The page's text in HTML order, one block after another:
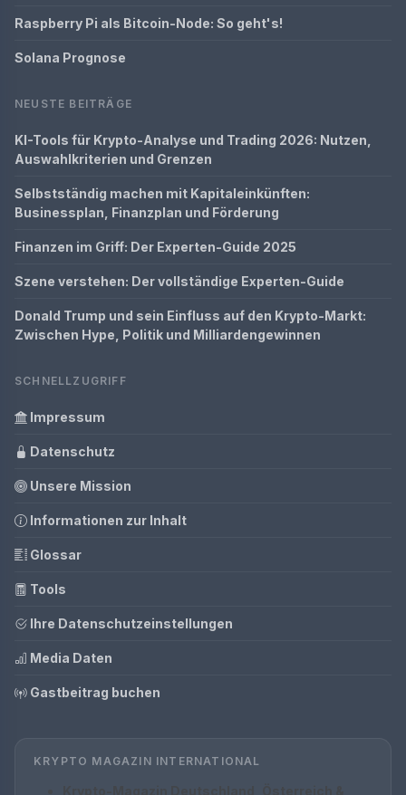
Raspberry Pi als Bitcoin-Node: So geht's!
Solana Prognose
NEUSTE BEITRÄGE
KI-Tools für Krypto-Analyse und Trading 2026: Nutzen,
Auswahlkriterien und Grenzen
Selbstständig machen mit Kapitaleinkünften:
Businessplan, Finanzplan und Förderung
Finanzen im Griff: Der Experten-Guide 2025
Szene verstehen: Der vollständige Experten-Guide
Donald Trump und sein Einfluss auf den Krypto-Markt:
Zwischen Hype, Politik und Milliardengewinnen
SCHNELLZUGRIFF
Impressum
Datenschutz
Unsere Mission
Informationen zur Inhalt
Glossar
Tools
Ihre Datenschutzeinstellungen
Media Daten
Gastbeitrag buchen
KRYPTO MAGAZIN INTERNATIONAL